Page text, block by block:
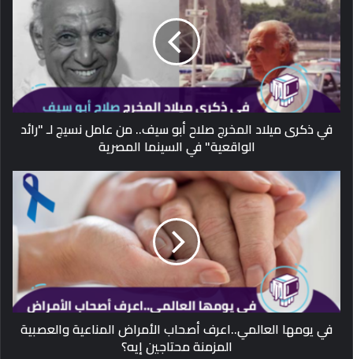
في ذكرى ميلاد المخرج صلاح أبو سيف.. من عامل نسيج لـ "رائد
الواقعية" في السينما المصرية
في يومها العالمي..اعرف أصحاب الأمراض المناعية والعصبية
المزمنة محتاجين إيه؟